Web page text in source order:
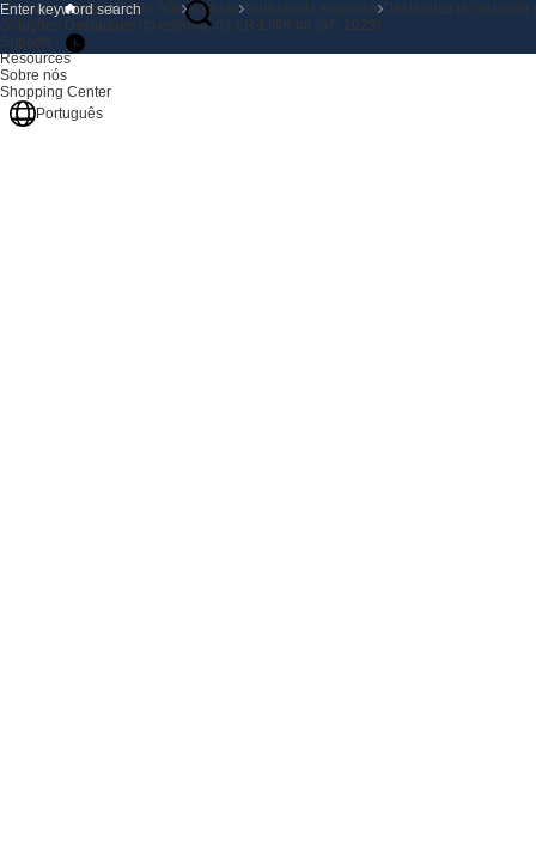
Produtos
Soluções
Suporte
Resources
Sobre nós
Shopping Center
Português
Início Sobre nós Notícias Notícias da empresa
Destaques do estande
Destaques do estande da LR-LINK na ISC 2023!